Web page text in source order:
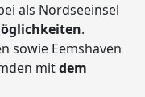
als Nordseeinsel
.
sowie Eemshaven
mitdem